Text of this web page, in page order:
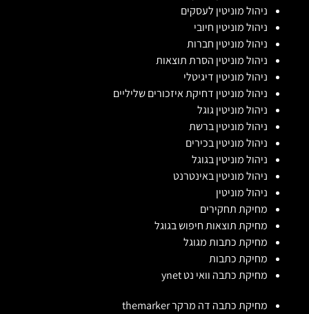
ניהול מוניטין לעסקים
ניהול מוניטין חיובי
ניהול מוניטין חברות
ניהול מוניטין הסרת תוצאות
ניהול מוניטין דיגיטלי
ניהול מוניטין דחיקת איזכורים שליליים
ניהול מוניטין גוגל
ניהול מוניטין ברשת
ניהול מוניטין בכירים
ניהול מוניטין בגוגל
ניהול מוניטין באינטרנט
ניהול מוניטין
מחיקת תחקירים
מחיקת תוצאות חיפוש בגוגל
מחיקת כתבות מגוגל
מחיקת כתבות
מחיקת כתבה וואי נט ynet
מחיקת כתבה דה מרקר themarker